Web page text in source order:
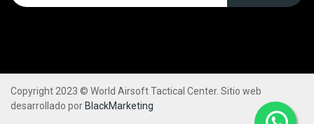
Copyright 2023 © World Airsoft Tactical Center. Sitio web
desarrollado por BlackMarketing